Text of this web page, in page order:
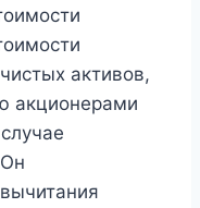
активов,
акционерами